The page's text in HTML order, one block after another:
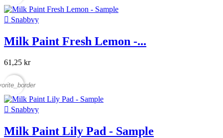
 Snabbvy
Milk Paint Fresh Lemon -...
61,25 kr
 Snabbvy
Milk Paint Lily Pad - Sample